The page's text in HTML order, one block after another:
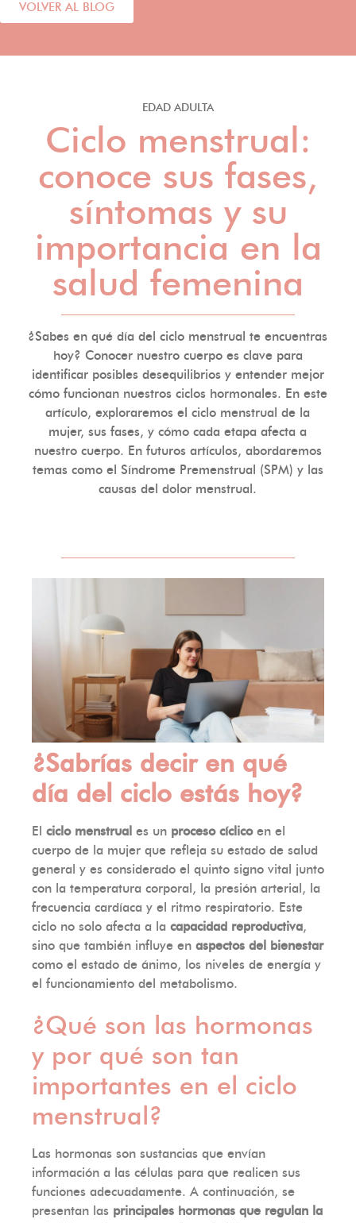
VOLVER AL BLOG
EDAD ADULTA
Ciclo menstrual:
conoce sus fases,
síntomas y su
importancia en la
salud femenina
¿Sabes en qué día del ciclo menstrual te encuentras
hoy? Conocer nuestro cuerpo es clave para
identificar posibles desequilibrios y entender mejor
cómo funcionan nuestros ciclos hormonales. En este
artículo, exploraremos el ciclo menstrual de la
mujer, sus fases, y cómo cada etapa afecta a
nuestro cuerpo. En futuros artículos, abordaremos
temas como el Síndrome Premenstrual (SPM) y las
causas del dolor menstrual.
¿Sabrías decir en qué
día del ciclo estás hoy?
El ciclo menstrual es un proceso cíclicoen el
cuerpo de la mujer que refleja su estado de salud
general y es considerado el quinto signo vital junto
con la temperatura corporal, la presión arterial, la
frecuencia cardíaca y el ritmo respiratorio. Este
ciclo no solo afecta a la capacidad reproductiva,
sino que también influye en aspectos del bienestar
como el estado de ánimo, los niveles de energía y
el funcionamiento del metabolismo.
¿Qué son las hormonas
y por qué son tan
importantes en el ciclo
menstrual?
Las hormonas son sustancias que envían
información a las células para que realicen sus
funciones adecuadamente. A continuación, se
presentan las principales hormonas que regulan la